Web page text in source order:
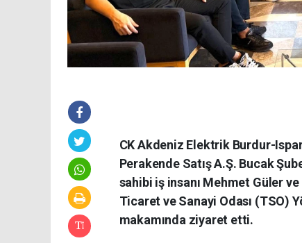
CK Akdeniz Elektrik Burdur-
Perakende Satış A.Ş. Bucak
sahibi iş insanı Mehmet Güler
Ticaret ve Sanayi Odası (TSO)
makamında ziyaret etti.